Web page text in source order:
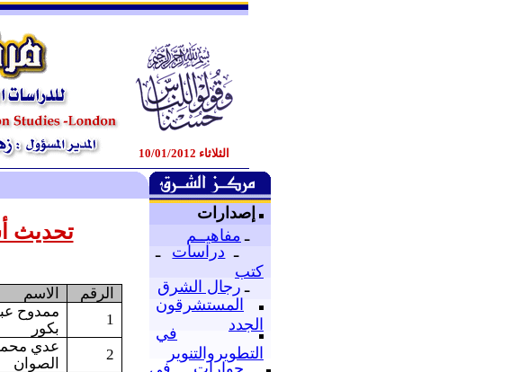
الثلاثاء 10/01/2012
إصدارات
ـ مفاهيــم
ـ دراسات
ـ
كتب
ـ رجال الشرق
المستشرقون
الجدد
في
التطويروالتنوير
حوارات في
تحديث
الرقم الاسم
1
ممدوح
بكور
2
عدي
الصوان